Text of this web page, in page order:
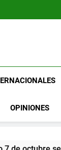
OPINIONES